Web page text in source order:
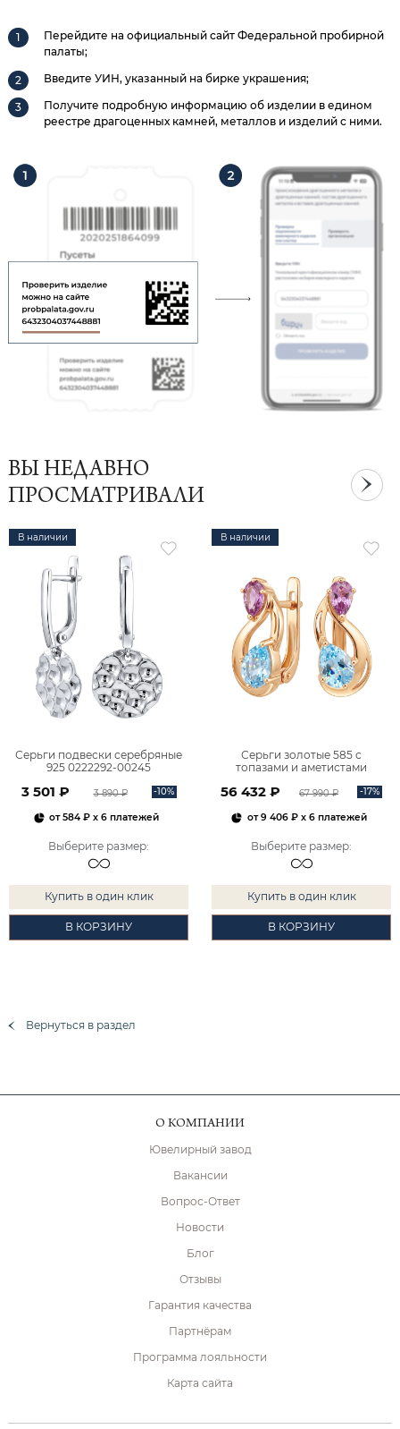
Перейдите на официальный сайт Федеральной пробирной
палаты;
Введите УИН, указанный на бирке украшения;
Получите подробную информацию об изделии в едином
реестре драгоценных камней, металлов и изделий с ними.
ВЫ НЕДАВНО
ПРОСМАТРИВАЛИ
В наличии
Серьги подвески серебряные
925 0222292-00245
3 501 ₽ 3 890 ₽ -10%
от584 ₽ x 6 платежей
Выберите размер:
Купить в один клик
В КОРЗИНУ
В наличии
Серьги золотые 585 с
топазами и аметистами
56 432 ₽ 67 990 ₽ -17%
от9 406 ₽x 6 платежей
Выберите размер:
Купить в один клик
В КОРЗИНУ
Вернуться в раздел
О КОМПАНИИ
Ювелирный завод
Вакансии
Вопрос-Ответ
Новости
Блог
Отзывы
Гарантия качества
Партнёрам
Программа лояльности
Карта сайта